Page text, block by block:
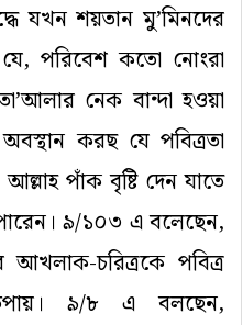
যখন শয়তান মু’মিনদের
যে, পরিবেশ কতো নোংরা
নেক বান্দা হওয়া
করছ যে পবিত্রতা
পাঁক বৃষ্টি দেন যাতে
৯/১০৩ এ বলেছেন,
আখলাক-চরিত্রকে পবিত্র
৯/৮ এ বলছেন,